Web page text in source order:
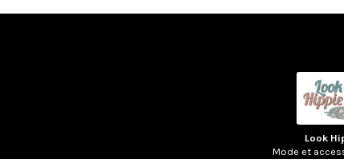
Look
Mode et